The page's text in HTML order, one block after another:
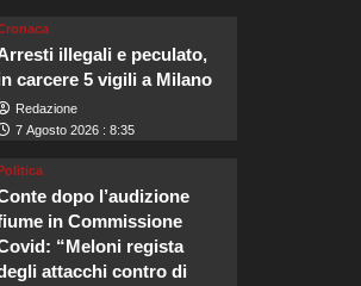
illegali e peculato,
carcere 5 vigili a Milano
Redazione
7 Agosto 2026 : 8:35
Politica
dopo l’audizione
in Commissione
“Meloni regista
attacchi contro di